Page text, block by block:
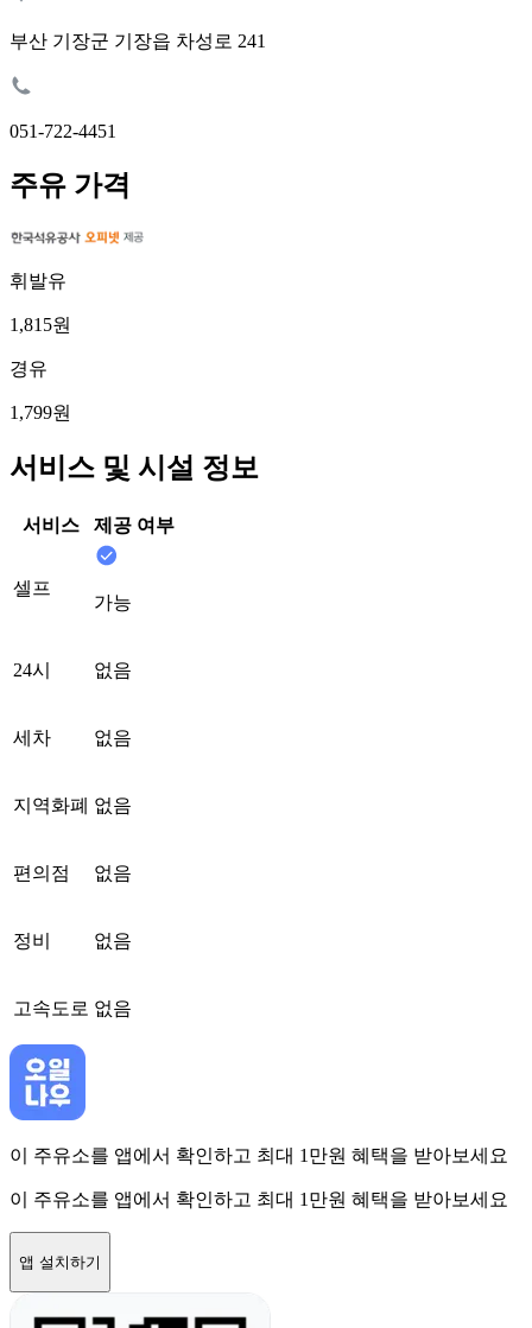
부산 기장군 기장읍 차성로 241
051-722-4451
주유 가격
휘발유
1,815원
경유
1,799원
서비스 및 시설 정보
서비스 제공 여부
셀프
가능
24시 없음
세차 없음
지역화폐 없음
편의점 없음
정비 없음
고속도로 없음
이 주유소를 앱에서 확인하고 최대 1만원 혜택을 받아보세요
이 주유소를 앱에서 확인하고 최대 1만원 혜택을 받아보세요
앱 설치하기